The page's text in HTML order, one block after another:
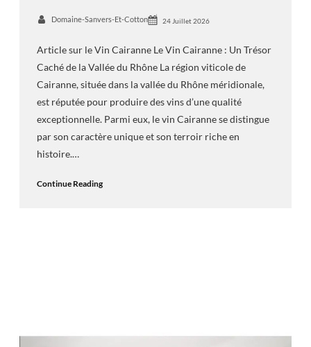
Domaine-Sanvers-Et-Cotton 24 Juillet 2026
Article sur le Vin Cairanne Le Vin Cairanne : Un Trésor
Caché de la Vallée du Rhône La région viticole de
Cairanne, située dans la vallée du Rhône méridionale,
est réputée pour produire des vins d’une qualité
exceptionnelle. Parmi eux, le vin Cairanne se distingue
par son caractère unique et son terroir riche en
histoire.…
Continue Reading